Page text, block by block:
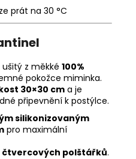
prát na 30 °C
ušitý z měkké 100%
pokožce miminka.
30×30 cm a je
připevnění k postýlce.
silikonizovaným
pro maximální
čtvercových polštářků.